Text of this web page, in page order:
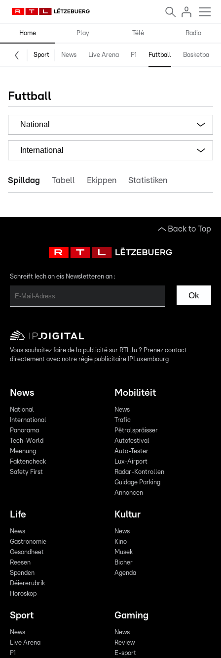
Home Play Télé Radio
Sport News Live Arena F1 Futtball Basketball
Futtball
National
International
Spilldag Tabell Ekippen Statistiken
Back to Top
Schreift Iech an eis Newsletteren an :
Ok
Vous souhaitez faire de la publicité sur RTL.lu ? Prenez contact
directement avec notre régie publicitaire IPLuxembourg
News
National
International
Panorama
Tech-World
Meenung
Faktencheck
Safety First
Mobilitéit
News
Trafic
Pëtrolspräisser
Autofestival
Auto-Tester
Lux-Airport
Radar-Kontrollen
Guidage Parking
Annoncen
Life
News
Gastronomie
Gesondheet
Reesen
Spenden
Déiererubrik
Horoskop
Kultur
News
Kino
Musek
Bicher
Agenda
Sport
News
Live Arena
F1
Gaming
News
Review
E-sport